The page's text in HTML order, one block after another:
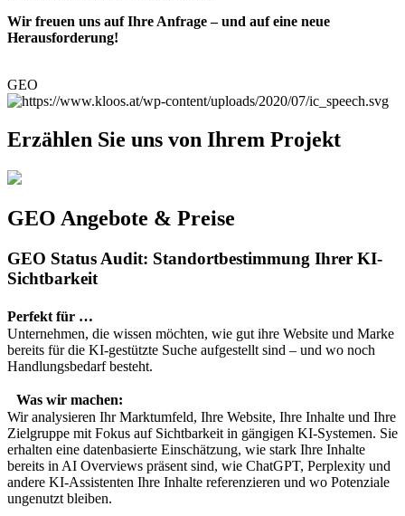
Wir freuen uns auf Ihre Anfrage – und auf eine neue
Herausforderung!
GEO
Erzählen Sie uns von Ihrem Projekt
GEO Angebote & Preise
GEO Status Audit: Standortbestimmung Ihrer KI-
Sichtbarkeit
Perfekt für …
Unternehmen, die wissen möchten, wie gut ihre Website und Marke
bereits für die KI-gestützte Suche aufgestellt sind – und wo noch
Handlungsbedarf besteht.
Was wir machen:
Wir analysieren Ihr Marktumfeld, Ihre Website, Ihre Inhalte und Ihre
Zielgruppe mit Fokus auf Sichtbarkeit in gängigen KI-Systemen. Sie
erhalten eine datenbasierte Einschätzung, wie stark Ihre Inhalte
bereits in AI Overviews präsent sind, wie ChatGPT, Perplexity und
andere KI-Assistenten Ihre Inhalte referenzieren und wo Potenziale
ungenutzt bleiben.